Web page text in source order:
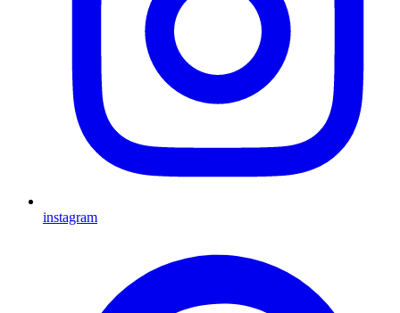
instagram